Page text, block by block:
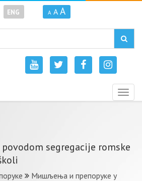
ENG A A A
segregacije romske
Мишљења и препоруке у